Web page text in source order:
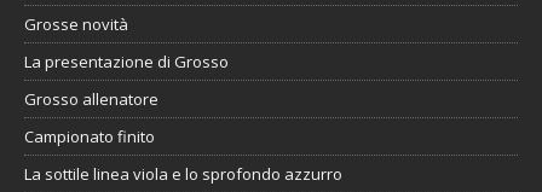
Grosse novità
La presentazione di Grosso
Grosso allenatore
Campionato finito
La sottile linea viola e lo sprofondo azzurro